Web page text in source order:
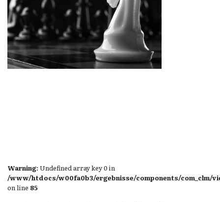
Warning: Undefined array key 0 in
/www/htdocs/w00fa0b3/ergebnisse/components/com_clm/
on line 85